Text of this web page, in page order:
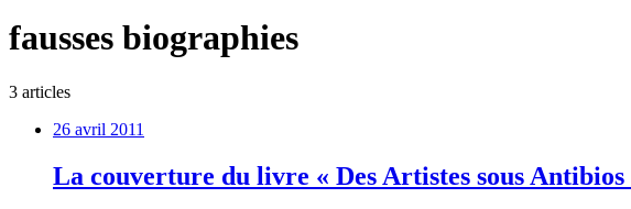
fausses biographies
3 articles
26 avril 2011
La couverture du livre « Des Artistes sous Antibios